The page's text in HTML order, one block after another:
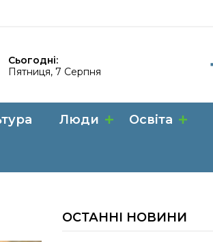
Сьогодні:
Пятниця, 7 Серпня
Люди Освіта
ОСТАННІ НОВИНИ